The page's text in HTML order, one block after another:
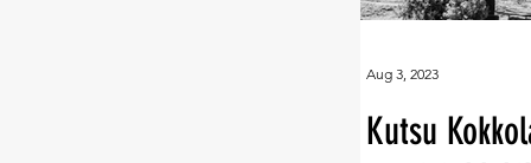
Kutsu
Aug 3, 2023